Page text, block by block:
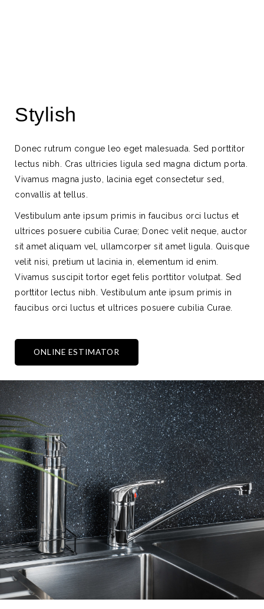
Stylish
Donec rutrum congue leo eget malesuada. Sed porttitor
lectus nibh. Cras ultricies ligula sed magna dictum porta.
Vivamus magna justo, lacinia eget consectetur sed,
convallis at tellus.
Vestibulum ante ipsum primis in faucibus orci luctus et
ultrices posuere cubilia Curae; Donec velit neque, auctor
sit amet aliquam vel, ullamcorper sit amet ligula. Quisque
velit nisi, pretium ut lacinia in, elementum id enim.
Vivamus suscipit tortor eget felis porttitor volutpat. Sed
porttitor lectus nibh. Vestibulum ante ipsum primis in
faucibus orci luctus et ultrices posuere cubilia Curae.
ONLINE ESTIMATOR